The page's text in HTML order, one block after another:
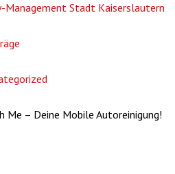
Management Stadt Kaiserslautern
Me – Deine Mobile Autoreinigung!